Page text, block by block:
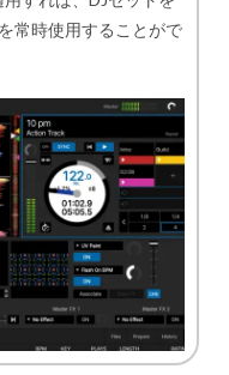
常時使用することがで